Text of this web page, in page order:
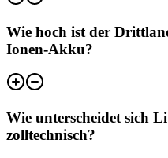
Wie hoch ist der
Ionen-Akku?
Wie unterscheidet sich
zolltechnisch?